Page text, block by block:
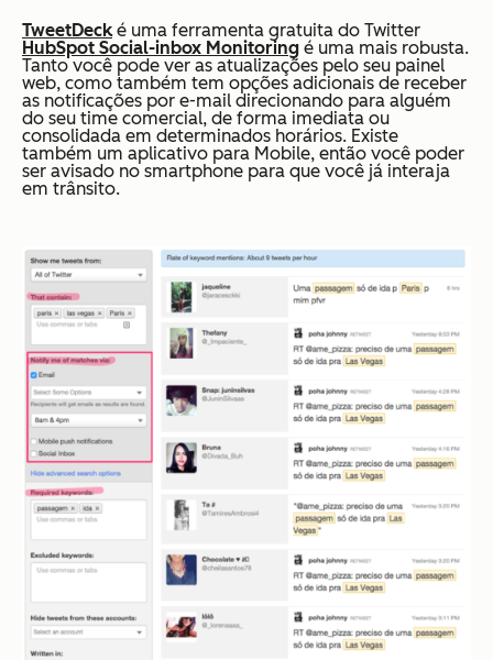
TweetDecké uma ferramenta gratuita do Twitter
HubSpot Social-inbox Monitoring é uma mais robusta.
Tanto você pode ver as atualizações pelo seu painel
web, como também tem opções adicionais de receber
as notificações por e-mail direcionando para alguém
do seu time comercial, de forma imediata ou
consolidada em determinados horários. Existe
também um aplicativo para Mobile, então você poder
ser avisado no smartphone para que você já interaja
em trânsito.